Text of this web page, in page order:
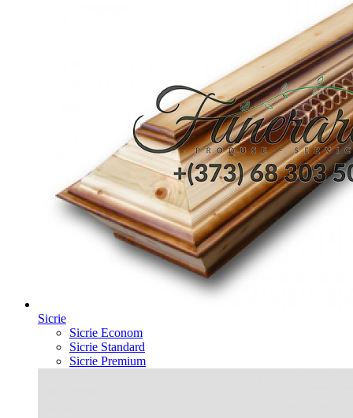
Sicrie
Sicrie Econom
Sicrie Standard
Sicrie Premium